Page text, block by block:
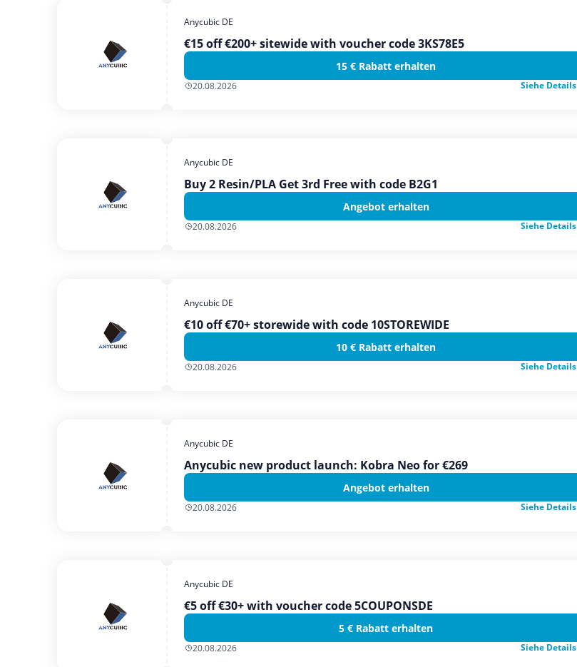
Anycubic DE
€15 off €200+ sitewide with voucher code 3KS78E5
15 € Rabatt erhalten
20.08.2026 Siehe Details
Anycubic DE
Buy 2 Resin/PLA Get 3rd Free with code B2G1
Angebot erhalten
20.08.2026 Siehe Details
Anycubic DE
€10 off €70+ storewide with code 10STOREWIDE
10 € Rabatt erhalten
20.08.2026 Siehe Details
Anycubic DE
Anycubic new product launch: Kobra Neo for €269
Angebot erhalten
20.08.2026 Siehe Details
Anycubic DE
€5 off €30+ with voucher code 5COUPONSDE
5 € Rabatt erhalten
20.08.2026 Siehe Details